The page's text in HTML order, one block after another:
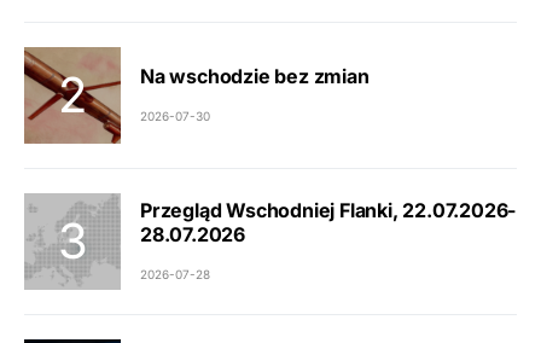
Na wschodzie bez zmian
2026-07-30
Przegląd Wschodniej Flanki, 22.07.2026-
28.07.2026
2026-07-28